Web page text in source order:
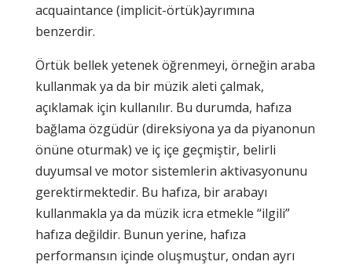
acquaintance (implicit-örtük)ayrımına
benzerdir.
Örtük bellek yetenek öğrenmeyi, örneğin araba
kullanmak ya da bir müzik aleti çalmak,
açıklamak için kullanılır. Bu durumda, hafıza
bağlama özgüdür (direksiyona ya da piyanonun
önüne oturmak) ve iç içe geçmiştir, belirli
duyumsal ve motor sistemlerin aktivasyonunu
gerektirmektedir. Bu hafıza, bir arabayı
kullanmakla ya da müzik icra etmekle “ilgili”
hafıza değildir. Bunun yerine, hafıza
performansın içinde oluşmuştur, ondan ayrı